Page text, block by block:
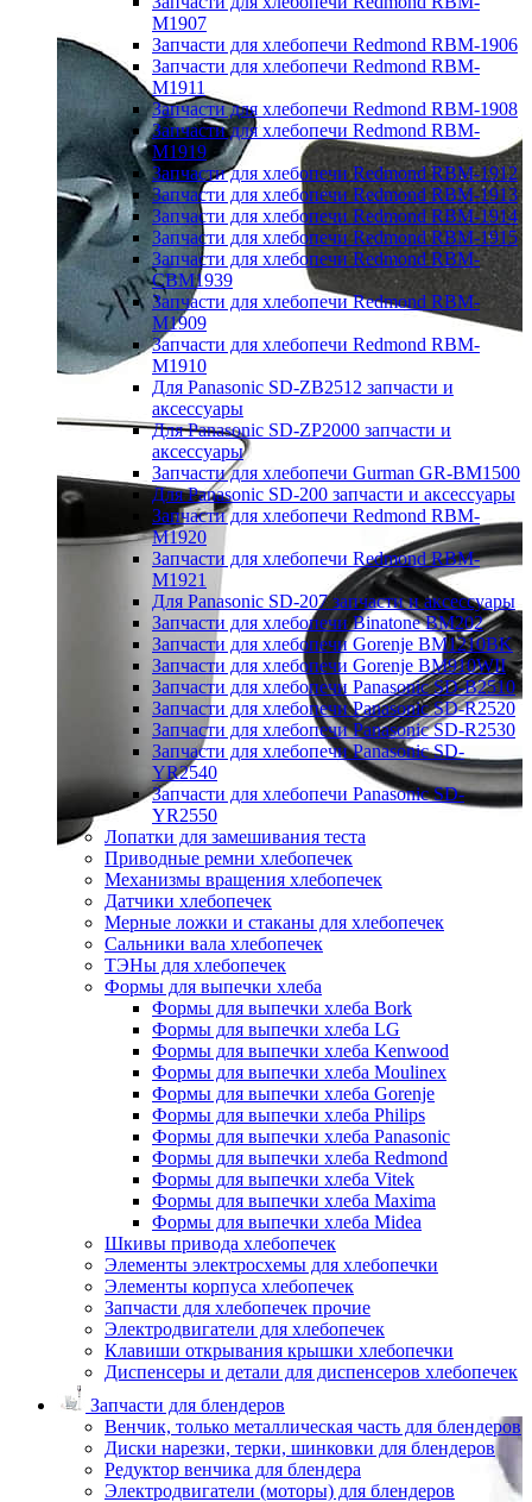
M1907
Запчасти для хлебопечи Redmond RBM-1906
Запчасти для хлебопечи Redmond RBM-
M1911
Запчасти для хлебопечи Redmond RBM-1908
Запчасти для хлебопечи Redmond RBM-
M1919
Запчасти для хлебопечи Redmond RBM-1912
Запчасти для хлебопечи Redmond RBM-1913
Запчасти для хлебопечи Redmond RBM-1914
Запчасти для хлебопечи Redmond RBM-1915
Запчасти для хлебопечи Redmond RBM-
CBM1939
Запчасти для хлебопечи Redmond RBM-
M1909
Запчасти для хлебопечи Redmond RBM-
M1910
Для Panasonic SD-ZB2512 запчасти и
аксессуары
Для Panasonic SD-ZP2000 запчасти и
аксессуары
Запчасти для хлебопечи Gurman GR-BM1500
Для Panasonic SD-200 запчасти и аксессуары
Запчасти для хлебопечи Redmond RBM-
M1920
Запчасти для хлебопечи Redmond RBM-
M1921
Для Panasonic SD-207 запчасти и аксессуары
Запчасти для хлебопечи Binatone BM202
Запчасти для хлебопечи Gorenje BM1210BK
Запчасти для хлебопечи Gorenje BM910WII
Запчасти для хлебопечи Panasonic SD-B2510
Запчасти для хлебопечи Panasonic SD-R2520
Запчасти для хлебопечи Panasonic SD-R2530
Запчасти для хлебопечи Panasonic SD-
YR2540
Запчасти для хлебопечи Panasonic SD-
YR2550
Лопатки для замешивания теста
Приводные ремни хлебопечек
Механизмы вращения хлебопечек
Датчики хлебопечек
Мерные ложки и стаканы для хлебопечек
Сальники вала хлебопечек
ТЭНы для хлебопечек
Формы для выпечки хлеба
Формы для выпечки хлеба Bork
Формы для выпечки хлеба LG
Формы для выпечки хлеба Kenwood
Формы для выпечки хлеба Moulinex
Формы для выпечки хлеба Gorenje
Формы для выпечки хлеба Philips
Формы для выпечки хлеба Panasonic
Формы для выпечки хлеба Redmond
Формы для выпечки хлеба Vitek
Формы для выпечки хлеба Maxima
Формы для выпечки хлеба Midea
Шкивы привода хлебопечек
Элементы электросхемы для хлебопечки
Элементы корпуса хлебопечек
Запчасти для хлебопечек прочие
Электродвигатели для хлебопечек
Клавиши открывания крышки хлебопечки
Диспенсеры и детали для диспенсеров хлебопечек
Запчасти для блендеров
Венчик, только металлическая часть для блендеров
Диски нарезки, терки, шинковки для блендеров
Редуктор венчика для блендера
Электродвигатели (моторы) для блендеров